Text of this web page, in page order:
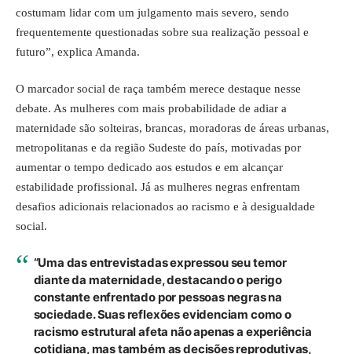
costumam lidar com um julgamento mais severo, sendo
frequentemente questionadas sobre sua realização pessoal e
futuro”, explica Amanda.
O marcador social de raça também merece destaque nesse
debate. As mulheres com mais probabilidade de adiar a
maternidade são solteiras, brancas, moradoras de áreas urbanas,
metropolitanas e da região Sudeste do país, motivadas por
aumentar o tempo dedicado aos estudos e em alcançar
estabilidade profissional. Já as mulheres negras enfrentam
desafios adicionais relacionados ao racismo e à desigualdade
social.
“Uma das entrevistadas expressou seu temor
diante da maternidade, destacando o perigo
constante enfrentado por pessoas negras na
sociedade. Suas reflexões evidenciam como o
racismo estrutural afeta não apenas a experiência
cotidiana, mas também as decisões reprodutivas,